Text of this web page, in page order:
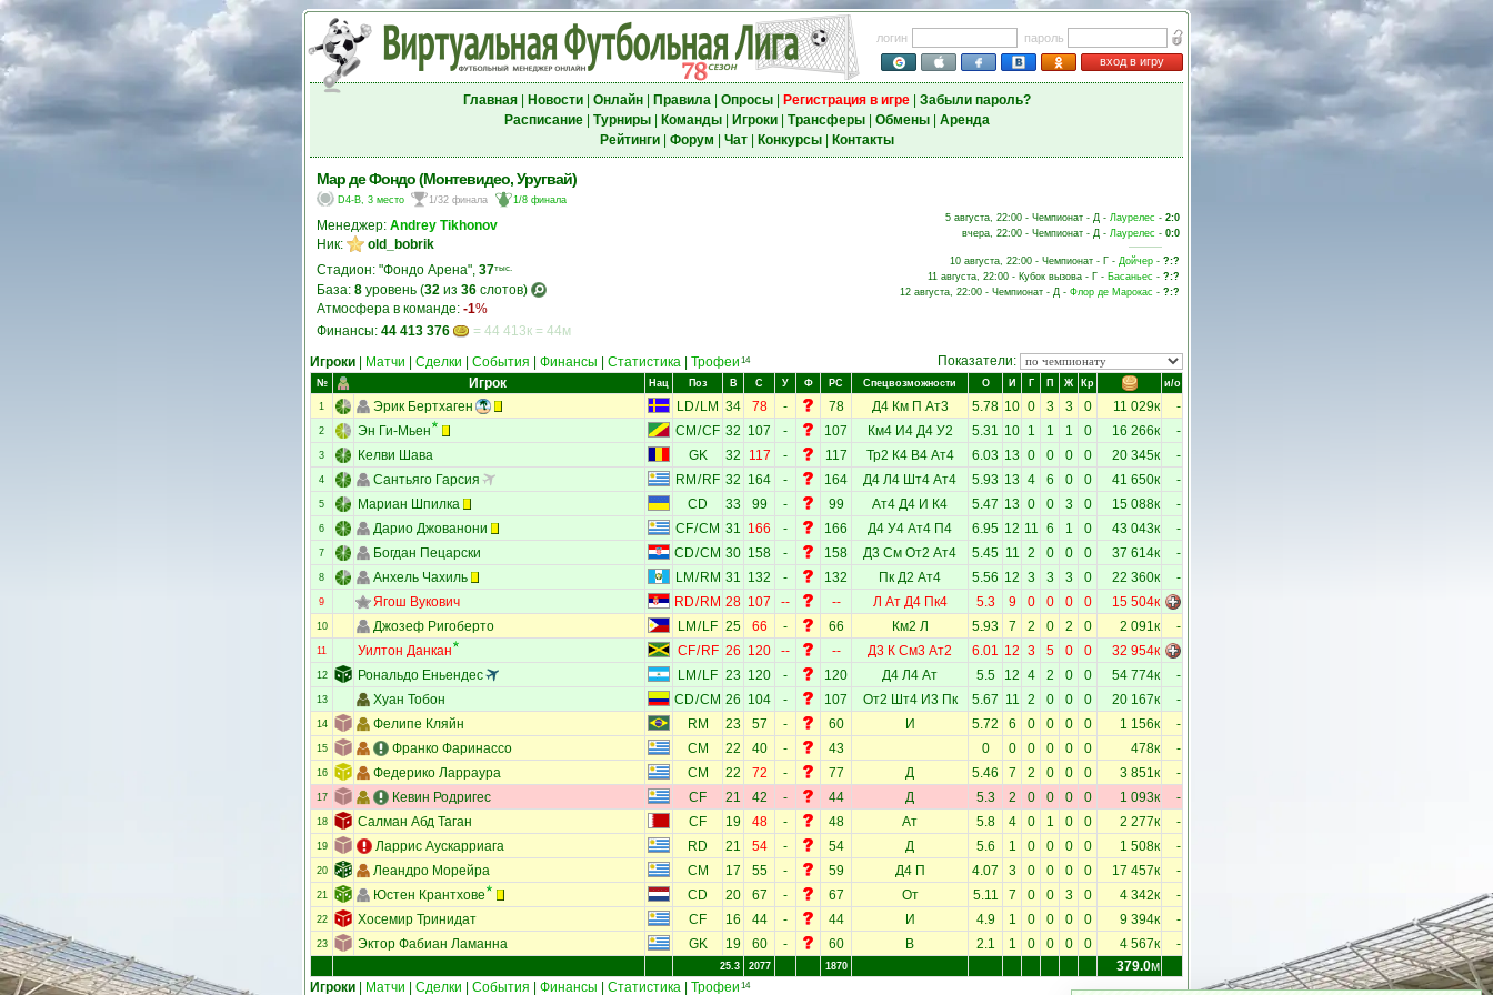
логин
пароль
вход в игру
Главная| Новости| Онлайн| Правила| Опросы| Регистрация в игре| Забыли пароль?
Расписание| Турниры| Команды| Игроки| Трансферы| Обмены| Аренда
Рейтинги| Форум Чат| Конкурсы| Контакты
Мар де Фондо (Монтевидео, Уругвай)
D4-B, 3 место 1/32 финала 1/8 финала
Менеджер: Andrey Tikhonov
Ник:
old_bobrik
Стадион: "Фондо Арена", 37тыс.
База: 8 уровень (32 из 36 слотов)
Атмосфера в команде: -1%
Финансы: 44 413 376 = 44 413к = 44м
5 августа, 22:00 - Чемпионат - Д - Лаурелес - 2:0
вчера, 22:00 - Чемпионат - Д - Лаурелес - 0:0
10 августа, 22:00 - Чемпионат - Г - Дойчер - ?:?
11 августа, 22:00 - Кубок вызова - Г - Басаньес - ?:?
12 августа, 22:00 - Чемпионат - Д - Флор де Марокас - ?:?
Игроки Матчи Сделки События Финансы Статистика Трофеи 14 Показатели:
№ Игрок Нац Поз В С У Ф РС Спецвозможности О И Г П Ж Кр и/о
1 Эрик Бертхаген LD/ LM 34 78 - 78 Д4 Км П Ат3 5.78 10 0 3 3 0 11 029к -
2 Эн Ги-Мьен CM /CF 32 107 - 107 Км4 И4 Д4 У2 5.31 10 1 1 1 0 16 266к -
3 Келви Шава GK 32 117 - 117 Тр2 К4 В4 Ат4 6.03 13 0 0 0 0 20 345к -
4 Сантьяго Гарсия RM / RF 32 164 - 164 Д4 Л4 Шт4 Ат4 5.93 13 4 6 0 0 41 650к -
5 Мариан Шпилка CD 33 99 - 99 Ат4 Д4 И К4 5.47 13 0 0 3 0 15 088к -
6 Дарио Джованони CF/CM 31 166 - 166 Д4 У4 Ат4 П4 6.95 12 11 6 1 0 43 043к -
7 Богдан Пецарски CD/CM 30 158 - 158 Д3 См От2 Ат4 5.45 11 2 0 0 0 37 614к -
8 Анхель Чахиль LM /RM 31 132 - 132 Пк Д2 Ат4 5.56 12 3 3 3 0 22 360к -
9 Ягош Вукович RD/ RM 28 107 -- -- Л Ат Д4 Пк4 5.3 9 0 0 0 0 15 504к
10 Джозеф Ригоберто LM / LF 25 66 - 66 Км2 Л 5.93 7 2 0 2 0 2 091к -
11 Уилтон Данкан CF/RF 26 120 -- -- Д3 К См3 Ат2 6.01 12 3 5 0 0 32 954к
12 Рональдо Еньендес LM / LF 23 120 - 120 Д4 Л4 Ат 5.5 12 4 2 0 0 54 774к -
13 Хуан Тобон CD/CM 26 104 - 107 От2 Шт4 И3 Пк 5.67 11 2 0 0 0 20 167к -
14 Фелипе Кляйн RM 23 57 - 60 И 5.72 6 0 0 0 0 1 156к -
15 Франко Фаринассо CM 22 40 - 43 0 0 0 0 0 0 478к -
16 Федерико Ларраура CM 22 72 - 77 Д 5.46 7 2 0 0 0 3 851к -
17 Кевин Родригес CF 21 42 - 44 Д 5.3 2 0 0 0 0 1 093к -
18 Салман Абд Таган CF 19 48 - 48 Ат 5.8 4 0 1 0 0 2 277к -
19 Ларрис Аускарриага RD 21 54 - 54 Д 5.6 1 0 0 0 0 1 508к -
20 Леандро Морейра CM 17 55 - 59 Д4 П 4.07 3 0 0 0 0 17 457к -
21 Юстен Крантхове CD 20 67 - 67 От 5.11 7 0 0 3 0 4 342к -
22 Хосемир Тринидат CF 16 44 - 44 И 4.9 1 0 0 0 0 9 394к -
23 Эктор Фабиан Ламанна GK 19 60 - 60 В 2.1 1 0 0 0 0 4 567к -
25.3 2077 1870 379.0м
Игроки
Матчи Сделки События Финансы Статистика Трофеи 14